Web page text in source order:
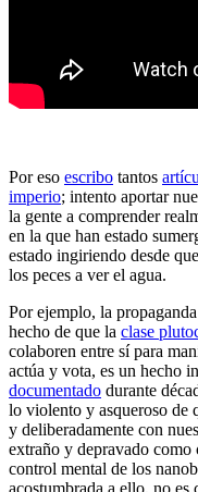
Por eso escribo tantos
imperio; intento aportar
la gente a comprender
en la que han estado
estado ingiriendo desde
los peces a ver el agua.
Por ejemplo, la
hecho de que la clase
colaboren entre sí para
actúa y vota, es un hecho
documentado durante
lo violento y asqueroso de
y deliberadamente con
extraño y depravado como
control mental de los
acostumbrada a ello, no es